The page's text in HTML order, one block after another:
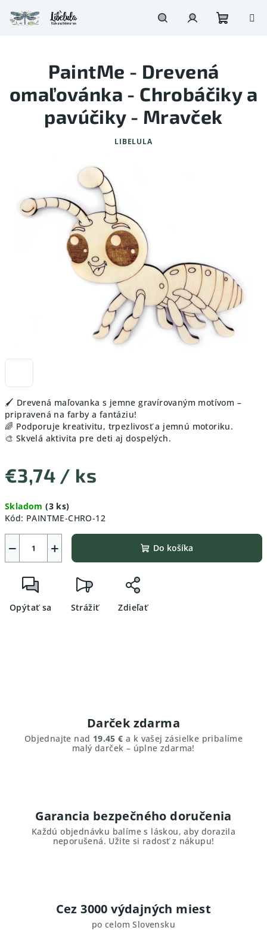
na
obsah
🖌️ Drevená maľovanka s jemne gravírovaným motívom –
pripravená na farby a fantáziu!
🌈 Podporuje kreativitu, trpezlivosť a jemnú motoriku.
🎨 Skvelá aktivita pre deti aj dospelých.
€3,74 / ks
cena:
Skladom(3 ks)
Kód: PAINTME-CHRO-12
+
− Do košíka
Opýtať sa Strážiť Zdieľať
PaintMe - Drevená
omaľovánka - Chrobáčiky a
pavúčiky - Mravček
LIBELULA
Darček zdarma
Objednajte nad 19.45 € a k vašej zásielke pribalíme
malý darček – úplne zdarma!
Garancia bezpečného doručenia
Každú objednávku balíme s láskou, aby dorazila
neporušená. Užite si radosť z nákupu!
Cez 3000 výdajných miest
po celom Slovensku